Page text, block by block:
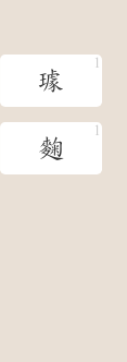
璩
麴